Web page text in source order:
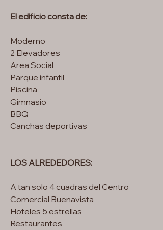
El edificio consta de:
Moderno
2 Elevadores
Area Social
Parque infantil
Piscina
Gimnasio
BBQ
Canchas deportivas
LOS ALREDEDORES:
A tan solo 4 cuadras del Centro
Comercial Buenavista
Hoteles 5 estrellas
Restaurantes